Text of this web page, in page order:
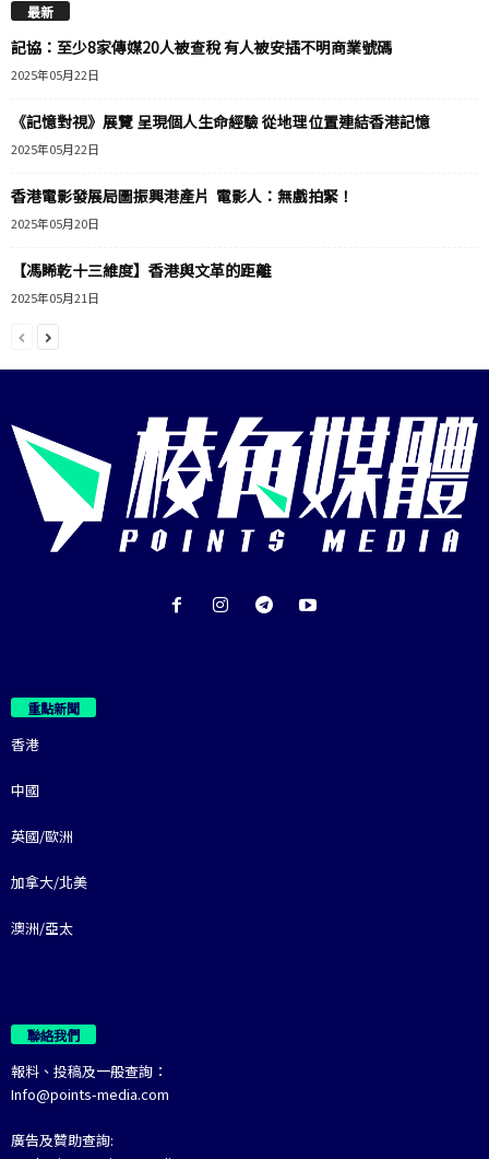
最新
記協：至少8家傳媒20人被查稅 有人被安插不明商業號碼
2025年05月22日
《記憶對視》展覽 呈現個人生命經驗 從地理位置連結香港記憶
2025年05月22日
香港電影發展局圖振興港產片 電影人：無戲拍緊！
2025年05月20日
【馮睎乾十三維度】香港與文革的距離
2025年05月21日
重點新聞
香港
中國
英國/歐洲
加拿大/北美
澳洲/亞太
聯絡我們
報料、投稿及一般查詢：
Info@points-media.com
廣告及贊助查詢: